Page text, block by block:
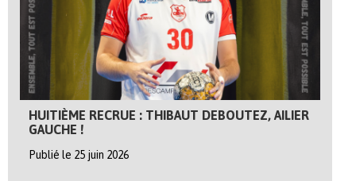
HUITIÈME RECRUE : THIBAUT DEBOUTEZ, AILIER
GAUCHE !
Publié le 25 juin 2026